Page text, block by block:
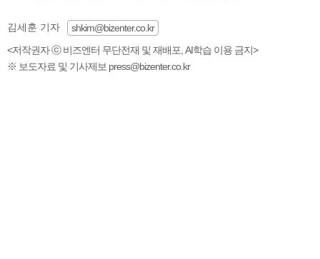
김세훈 기자
shkim@bizenter.co.kr
<저작권자 ⓒ 비즈엔터 무단전재 및 재배포, AI학습 이용 금지>
※ 보도자료 및 기사제보 press@bizenter.co.kr